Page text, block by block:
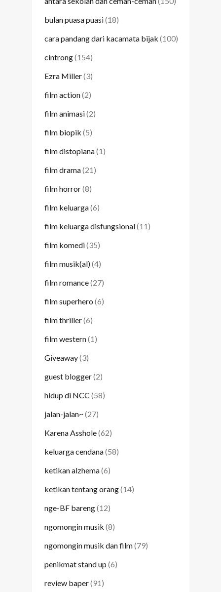
bulan puasa puasi(18)
cara pandang dari kacamata bijak (100)
cintrong(154)
Ezra Miller(3)
film action(2)
film animasi(2)
film biopik (5)
film distopiana(1)
film drama(21)
film horror(8)
film keluarga(6)
film keluarga disfungsional(11)
film komedi(35)
film musik(al)(4)
film romance(27)
film superhero (6)
film thriller(6)
film western(1)
Giveaway(3)
guest blogger(2)
hidup di NCC (58)
jalan-jalan~(27)
Karena Asshole(62)
keluarga cendana(58)
ketikan alzhema(6)
ketikan tentang orang(14)
nge-BF bareng(12)
ngomongin musik (8)
ngomongin musik dan film(79)
penikmat stand up (6)
review baper(91)